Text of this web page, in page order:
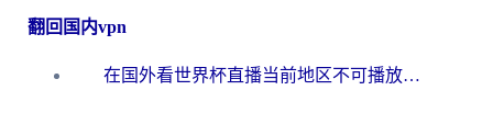
翻回国内vpn
在国外看世界杯直播当前地区不可播放？海外党必看的回国加速全攻略